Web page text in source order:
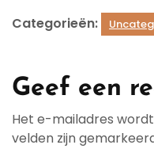
Categorieën:
Geef een
Het e-mailadres
velden zijn